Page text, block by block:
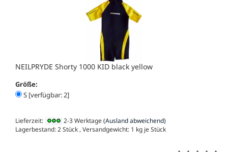
NEILPRYDE Shorty 1000 KID black yellow
Größe:
S [verfügbar: 2]
Lieferzeit: 2-3 Werktage(Ausland abweichend)
Lagerbestand: 2 Stück , Versandgewicht: 1 kg je Stück